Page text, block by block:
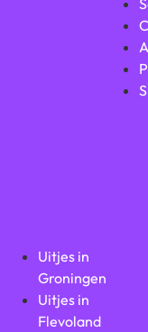
Uitjes in
Groningen
Uitjes in
Flevoland